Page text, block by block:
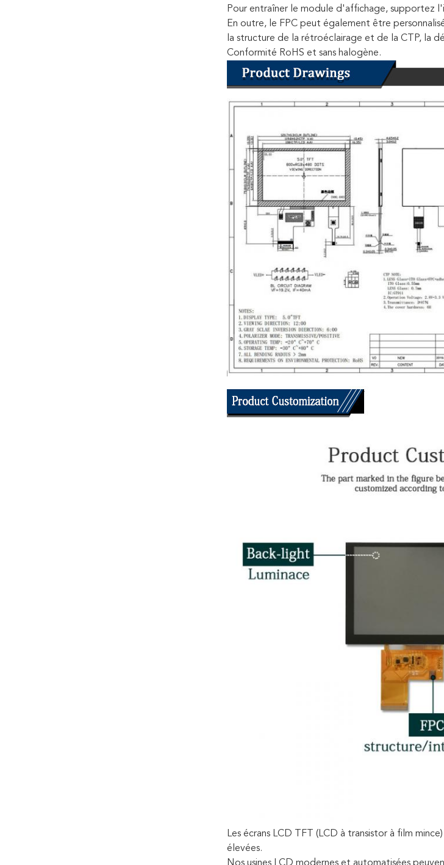
Pour entraîner le module d'affichage, supportez
En outre, le FPC peut également être
la structure de la rétroéclairage et de la CTP, la
Conformité RoHS et sans halogène.
Les écrans LCD TFT (LCD à transistor à film
élevées.